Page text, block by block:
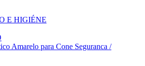
E HIGIÉNE
Amarelo para Cone Seguranca /